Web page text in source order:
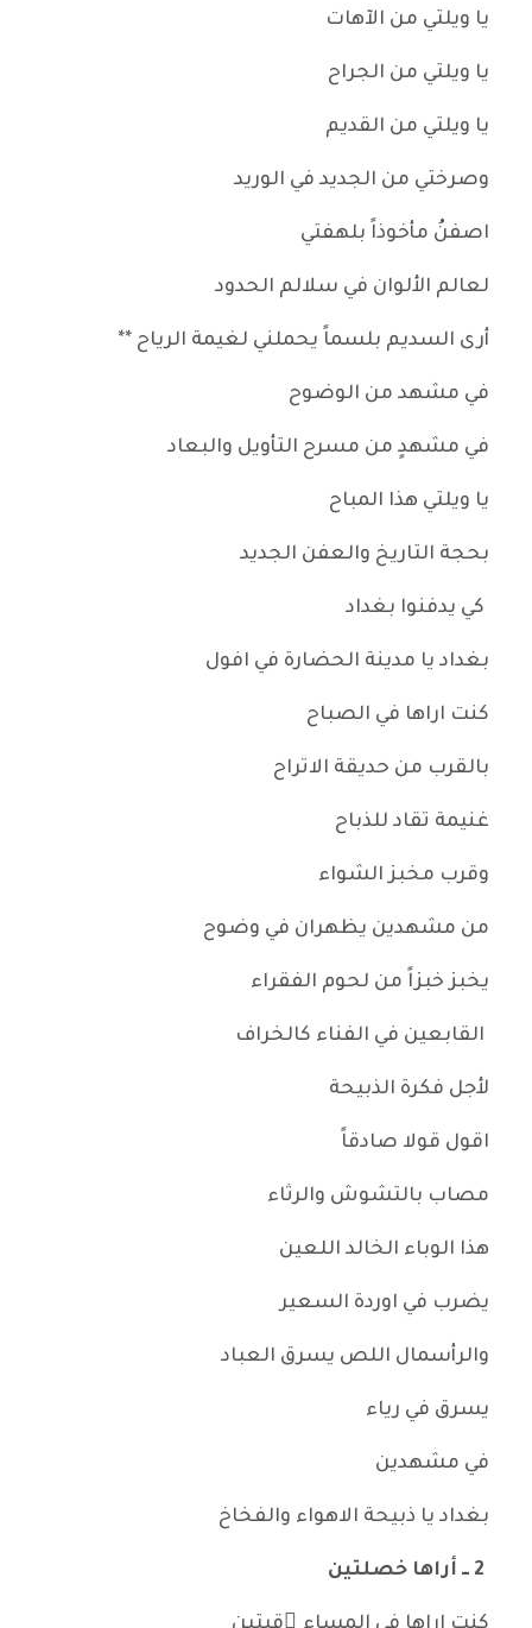
يا ويلتي من الآهات
يا ويلتي من الجراح
يا ويلتي من القديم
وصرختي من الجديد في الوريد
اصفنُ مأخوذاً بلهفتي
لعالم الألوان في سلالم الحدود
أرى السديم بلسماً يحملني لغيمة الرياح **
في مشهد من الوضوح
في مشهدٍ من مسرح التأويل والبعاد
يا ويلتي هذا المباح
بحجة التاريخ والعفن الجديد
كي يدفنوا بغداد
بغداد يا مدينة الحضارة في افول
كنت اراها في الصباح
بالقرب من حديقة الاتراح
غنيمة تقاد للذباح
وقرب مخبز الشواء
من مشهدين يظهران في وضوح
يخبز خبزاً من لحوم الفقراء
القابعين في الفناء كالخراف
لأجل فكرة الذبيحة
اقول قولا صادقاً
مصاب بالتشوش والرثاء
هذا الوباء الخالد اللعين
يضرب في اوردة السعير
والرأسمال اللص يسرق العباد
يسرق في رياء
في مشهدين
بغداد يا ذبيحة الاهواء والفخاخ